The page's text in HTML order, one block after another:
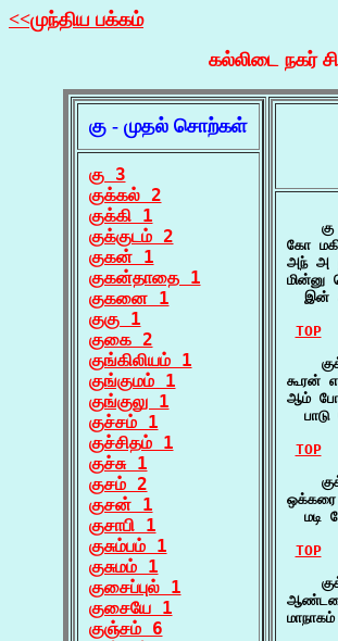
<<முந்திய பக்கம்
கல்லிடை நகர்
கு - முதல் சொற்கள்
கு 3
குக்கல் 2
குக்கி 1
குக்குடம் 2
குகன் 1
குகன்தாதை 1
குகனை 1
குகு 1
குகை 2
குங்கிலியம் 1
குங்குமம் 1
குங்குலு 1
குச்சம் 1
குச்சிதம் 1
குச்சு 1
குசம் 2
குசன் 1
குசாபி 1
குசும்பம் 1
குசுமம் 1
குசைப்புல் 1
குசையே 1
குஞ்சம் 6
கு
கோ
அந் அ
இன்
TOP
கூரன்
ஆம்
TOP
ஒக்கரை
மடி
TOP